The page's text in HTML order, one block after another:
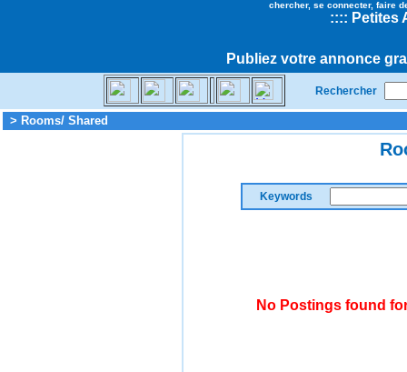
chercher, se connecter, faire
:::: Petites
Publiez votre annonce
Rechercher
> Rooms/ Shared
Keywords
No Postings found